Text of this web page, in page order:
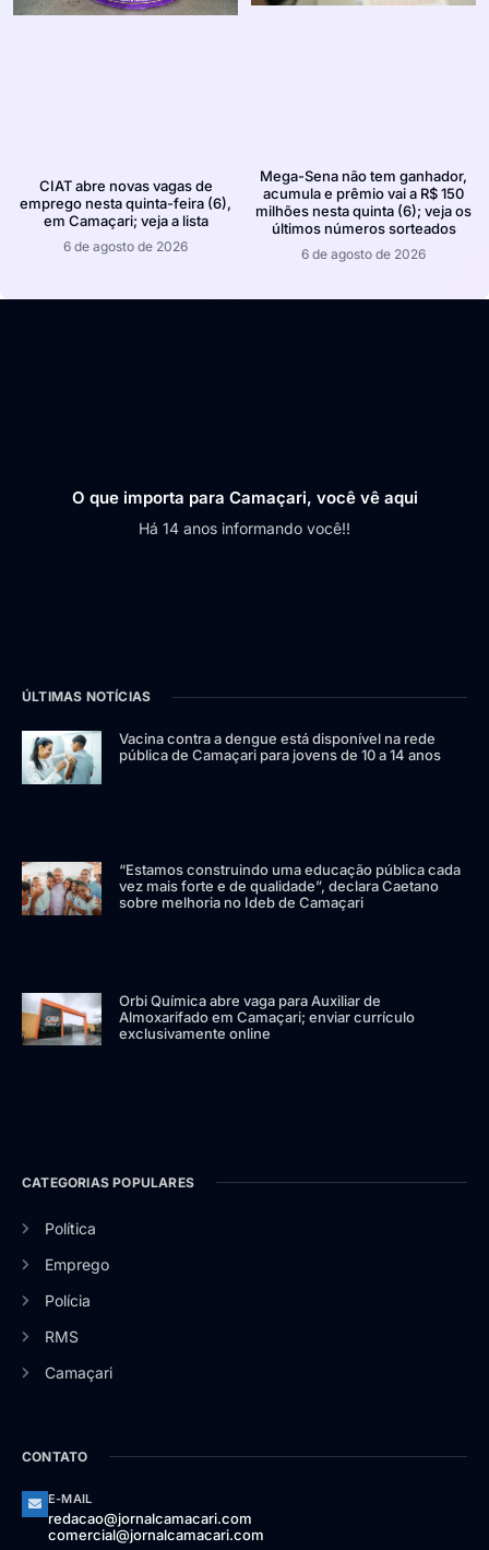
CIAT abre novas vagas de
emprego nesta quinta-feira (6),
em Camaçari; veja a lista
6 de agosto de 2026
Mega-Sena não tem ganhador,
acumula e prêmio vai a R$ 150
milhões nesta quinta (6); veja os
últimos números sorteados
6 de agosto de 2026
O que importa para Camaçari, você vê aqui
Há 14 anos informando você!!
ÚLTIMAS NOTÍCIAS
Vacina contra a dengue está disponível na rede
pública de Camaçari para jovens de 10 a 14 anos
“Estamos construindo uma educação pública cada
vez mais forte e de qualidade”, declara Caetano
sobre melhoria no Ideb de Camaçari
Orbi Química abre vaga para Auxiliar de
Almoxarifado em Camaçari; enviar currículo
exclusivamente online
CATEGORIAS POPULARES
Política
Emprego
Polícia
RMS
Camaçari
CONTATO
E-MAIL
redacao@jornalcamacari.com
comercial@jornalcamacari.com